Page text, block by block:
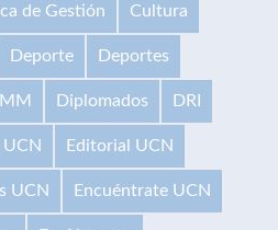
de Gestión Cultura
Deporte Deportes
Diplomados DRI
UCN Editorial UCN
UCN Encuéntrate UCN